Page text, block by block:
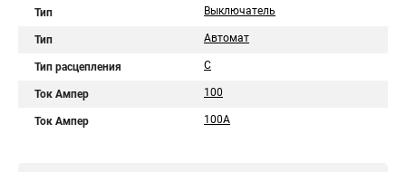
Тип Выключатель
Тип Автомат
Тип расцепления C
Ток Ампер 100
Ток Ампер 100А